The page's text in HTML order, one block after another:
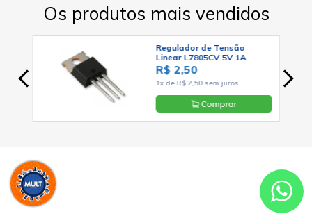
Os produtos mais vendidos
Regulador de Tensão
Linear L7805CV 5V 1A
Positivo TO-220 - Cód. Loja
03
R$ 2,50
1x de R$ 2,50 sem juros
Comprar